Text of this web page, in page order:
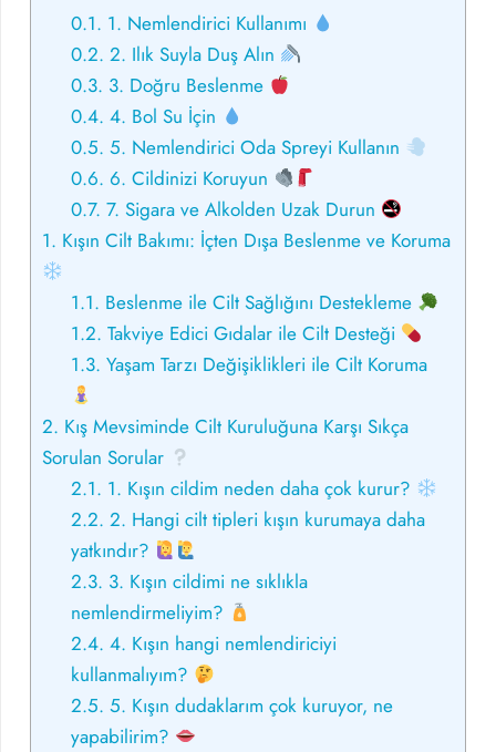
0.1. 1. Nemlendirici Kullanımı
0.2. 2. Ilık Suyla Duş Alın
0.3. 3. Doğru Beslenme
0.4. 4. Bol Su İçin
0.5. 5. Nemlendirici Oda Spreyi Kullanın
0.6. 6. Cildinizi Koruyun
0.7. 7. Sigara ve Alkolden Uzak Durun
1. Kışın Cilt Bakımı: İçten Dışa Beslenme ve Koruma
1.1. Beslenme ile Cilt Sağlığını Destekleme
1.2. Takviye Edici Gıdalar ile Cilt Desteği
1.3. Yaşam Tarzı Değişiklikleri ile Cilt Koruma
2. Kış Mevsiminde Cilt Kuruluğuna Karşı Sıkça
Sorulan Sorular
2.1. 1. Kışın cildim neden daha çok kurur?
2.2. 2. Hangi cilt tipleri kışın kurumaya daha
yatkındır?
2.3. 3. Kışın cildimi ne sıklıkla
nemlendirmeliyim?
2.4. 4. Kışın hangi nemlendiriciyi
kullanmalıyım?
2.5. 5. Kışın dudaklarım çok kuruyor, ne
yapabilirim?